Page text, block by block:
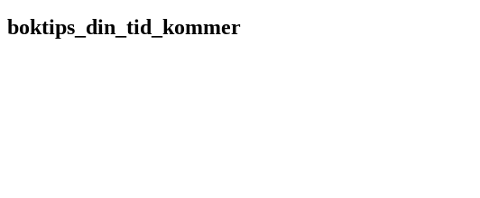
boktips_din_tid_kommer